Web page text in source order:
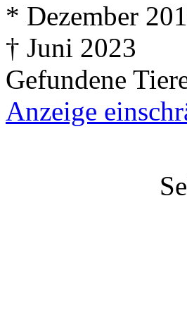
* Dezember
† Juni 2023
Gefundene
Anzeige